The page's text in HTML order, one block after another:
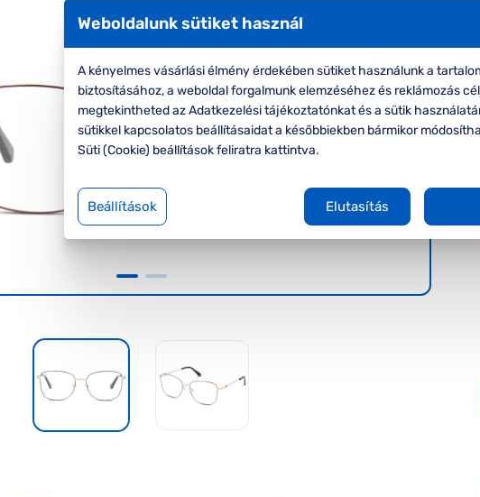
Weboldalunk sütiket használ
A kényelmes vásárlási élmény érdekében sütiket használunk a
biztosításához, a weboldal forgalmunk elemzéséhez és reklámozás
megtekintheted az Adatkezelési tájékoztatónkat és a sütik
sütikkel kapcsolatos beállításaidat a későbbiekben bármikor
Süti (Cookie) beállítások feliratra kattintva.
Beállítások Elutasítás